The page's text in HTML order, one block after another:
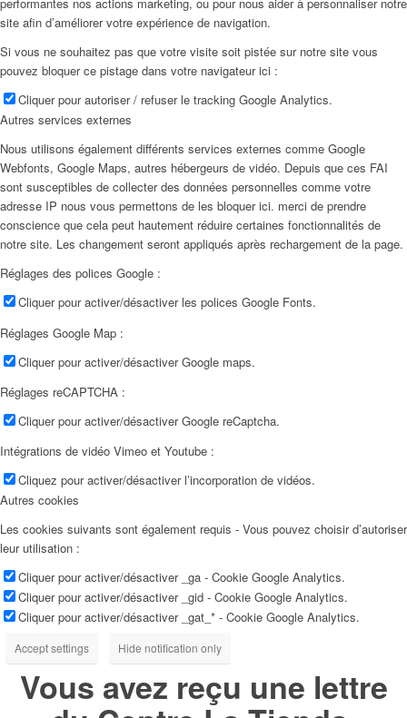
site afin d’améliorer votre expérience de navigation.
Si vous ne souhaitez pas que votre visite soit pistée sur notre site vous
pouvez bloquer ce pistage dans votre navigateur ici :
Cliquer pour autoriser / refuser le tracking Google Analytics.
Autres services externes
Nous utilisons également différents services externes comme Google
Webfonts, Google Maps, autres hébergeurs de vidéo. Depuis que ces FAI
sont susceptibles de collecter des données personnelles comme votre
adresse IP nous vous permettons de les bloquer ici. merci de prendre
conscience que cela peut hautement réduire certaines fonctionnalités de
notre site. Les changement seront appliqués après rechargement de la page.
Réglages des polices Google :
Cliquer pour activer/désactiver les polices Google Fonts.
Réglages Google Map :
Cliquer pour activer/désactiver Google maps.
Réglages reCAPTCHA :
Cliquer pour activer/désactiver Google reCaptcha.
Intégrations de vidéo Vimeo et Youtube :
Cliquez pour activer/désactiver l’incorporation de vidéos.
Autres cookies
Les cookies suivants sont également requis - Vous pouvez choisir d’autoriser
leur utilisation :
Cliquer pour activer/désactiver _ga - Cookie Google Analytics.
Cliquer pour activer/désactiver _gid - Cookie Google Analytics.
Cliquer pour activer/désactiver _gat_* - Cookie Google Analytics.
Accept settings Hide notification only
Vous avez reçu une lettre